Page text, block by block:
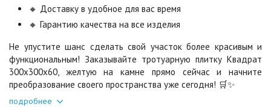
Шафран
Яшма
Цена по запросу
🔸 Доставку в удобное для вас время
🔸 Гарантию качества на все изделия
Не упустите шанс сделать свой участок более красивым и
функциональным! Заказывайте тротуарную плитку Квадрат
300х300х60, желтую на камне прямо сейчас и начните
преобразование своего пространства уже сегодня! 🛒✨
подробнее